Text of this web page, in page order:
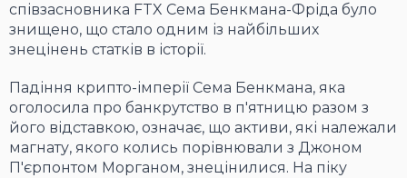
співзасновника FTX Сема Бенкмана-Фріда було
знищено, що стало одним із найбільших
знецінень статків в історії.
Падіння крипто-імперії Сема Бенкмана, яка
оголосила про банкрутство в п'ятницю разом з
його відставкою, означає, що активи, які належали
магнату, якого колись порівнювали з Джоном
П'єрпонтом Морганом, знецінилися. На піку